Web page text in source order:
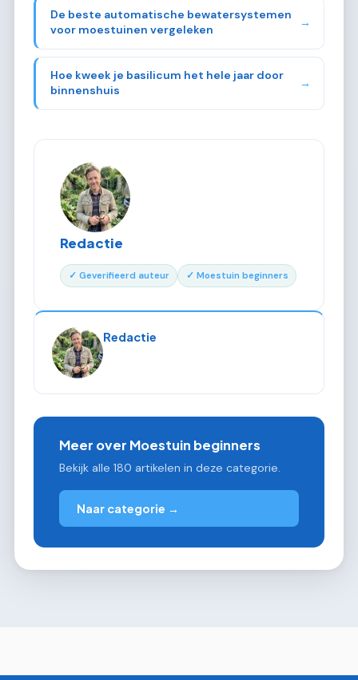
De beste automatische bewatersystemen
voor moestuinen vergeleken
→
Hoe kweek je basilicum het hele jaar door
binnenshuis
→
Redactie
✓ Geverifieerd auteur ✓ Moestuin beginners
Redactie
Meer over Moestuin beginners
Bekijk alle 180 artikelen in deze categorie.
Naar categorie →